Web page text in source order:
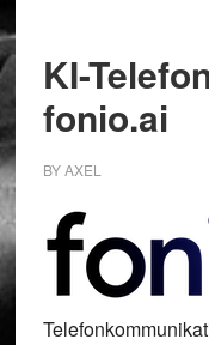
KI-
fonio.ai
BYAXEL